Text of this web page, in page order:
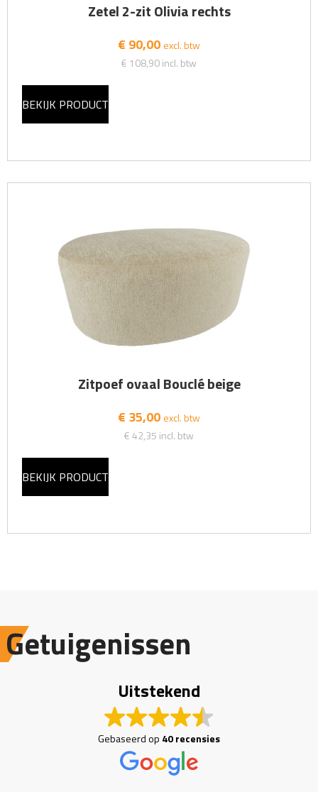
Zetel 2-zit Olivia rechts
€ 90,00 excl. btw
€ 108,90incl. btw
BEKIJK PRODUCT
Zitpoef ovaal Bouclé beige
€ 35,00 excl. btw
€ 42,35 incl. btw
BEKIJK PRODUCT
Getuigenissen
Uitstekend
Gebaseerd op 40 recensies